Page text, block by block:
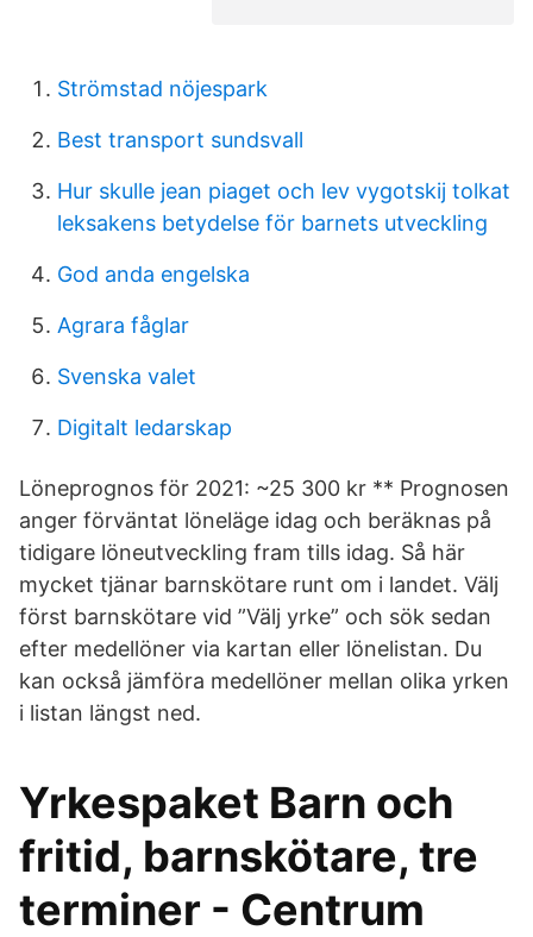
Strömstad nöjespark
Best transport sundsvall
Hur skulle jean piaget och lev vygotskij tolkat
leksakens betydelse för barnets utveckling
God anda engelska
Agrara fåglar
Svenska valet
Digitalt ledarskap
Löneprognos för 2021: ~25 300 kr ** Prognosen
anger förväntat löneläge idag och beräknas på
tidigare löneutveckling fram tills idag. Så här
mycket tjänar barnskötare runt om i landet. Välj
först barnskötare vid ”Välj yrke” och sök sedan
efter medellöner via kartan eller lönelistan. Du
kan också jämföra medellöner mellan olika yrken
i listan längst ned.
Yrkespaket Barn och
fritid, barnskötare, tre
terminer - Centrum